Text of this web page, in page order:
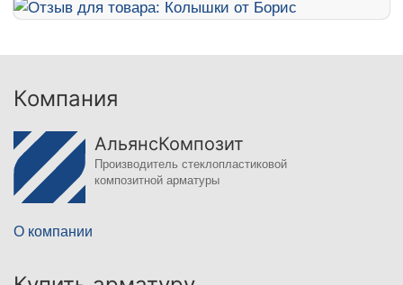
Компания
АльянсКомпозит
Производитель стеклопластиковой
композитной арматуры
О компании